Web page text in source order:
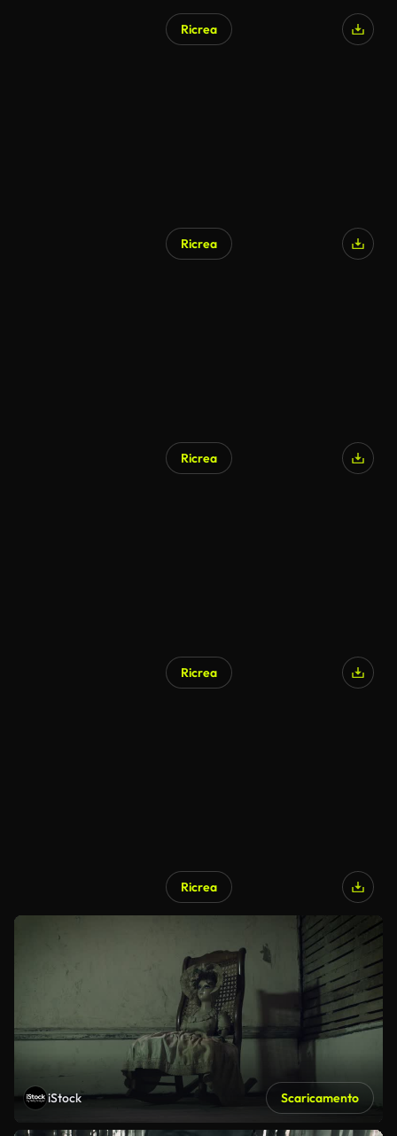
Ricrea
Ricrea
Ricrea
Ricrea
Ricrea
iStock Scaricamento